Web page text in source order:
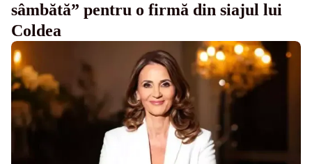
sâmbătă” pentru o firmă din siajul lui
Coldea